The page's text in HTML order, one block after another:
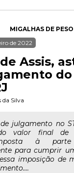
MIGALHAS DE PESO
de 2022
Assis,
do
da Silva
julgamento no
valor final de
à
para cumprir
imposição de